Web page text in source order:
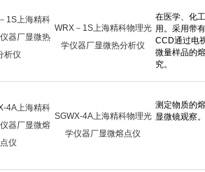
WRX－1S上海精科物理光
学仪器厂显微热分析仪
SGWX-4A上海精科物理光
学仪器厂显微熔点仪